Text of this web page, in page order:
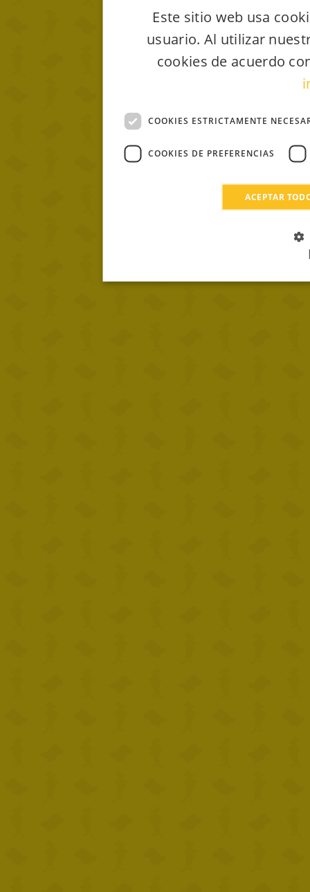
Este sitio web usa
usuario. Al utilizar
cookies de acuerdo
COOKIES ESTRICTAMENTE
COOKIES DE PREFERENCIAS
ACEPTAR